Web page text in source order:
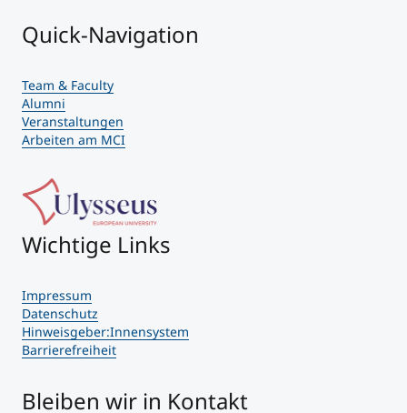
Quick-Navigation
Team & Faculty
Alumni
Veranstaltungen
Arbeiten am MCI
Wichtige Links
Impressum
Datenschutz
Hinweisgeber:Innensystem
Barrierefreiheit
Bleiben wir in Kontakt